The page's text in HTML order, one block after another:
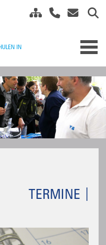
TERMINE